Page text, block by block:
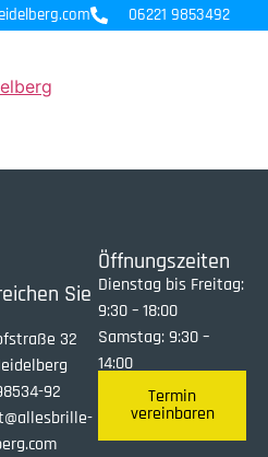
06221 9853492
Sie
32
92
Öffnungszeiten
Dienstag bis Freitag:
9:30 – 18:00
Samstag: 9:30 –
14:00
Termin
vereinbaren